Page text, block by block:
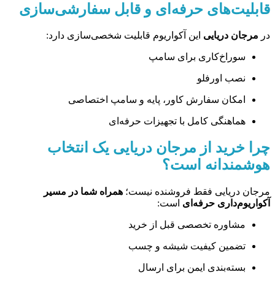
قابلیت‌های حرفه‌ای و قابل سفارشی‌سازی
در مرجان دریایی این آکواریوم قابلیت شخصی‌سازی دارد:
سوراخ‌کاری برای سامپ
نصب اورفلو
امکان سفارش کاور، پایه و سامپ اختصاصی
هماهنگی کامل با تجهیزات حرفه‌ای
چرا خرید از مرجان دریایی یک انتخاب
هوشمندانه است؟
مرجان دریایی فقط فروشنده نیست؛ همراه شما در مسیر
آکواریوم‌داری حرفه‌ای است:
مشاوره تخصصی قبل از خرید
تضمین کیفیت شیشه و چسب
بسته‌بندی ایمن برای ارسال